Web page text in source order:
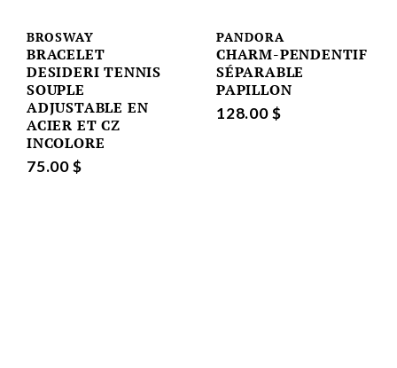
BROSWAY
BRACELET
DESIDERI TENNIS
SOUPLE
ADJUSTABLE EN
ACIER ET CZ
INCOLORE
75.00 $
PANDORA
CHARM-PENDENTIF
SÉPARABLE
PAPILLON
128.00 $